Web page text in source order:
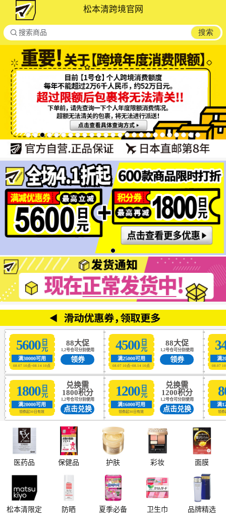
松本清跨境官网
 搜索商品 搜索
5600日元
满30000可用
08.07 10点~08.14 10点
88大促
1,2号仓可分别使用
领券
4500日元
满25000可用
08.07 10点~08.14 10点
88大促
1,2号仓可分别使用
领券 满
08.07
1800日元
满20000可用
领券起30日有效
兑换需
1800积分
1,2号仓可分别使用
点击兑换
1200日元
满16000可用
领券起30日有效
兑换需
1200积分
1,2号仓可分别使用
点击兑换
满
领券
医药品 保健品 护肤 彩妆 面膜
松本清限定 防晒 夏季必备 卫生巾 品牌精选